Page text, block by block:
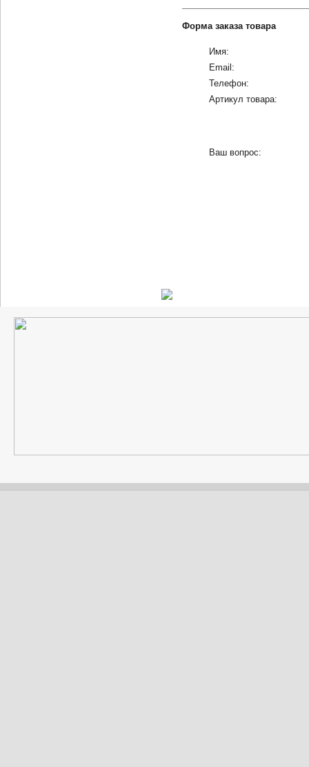
Форма заказа товара
Имя:
Email:
Телефон:
Артикул товара:
Ваш вопрос: